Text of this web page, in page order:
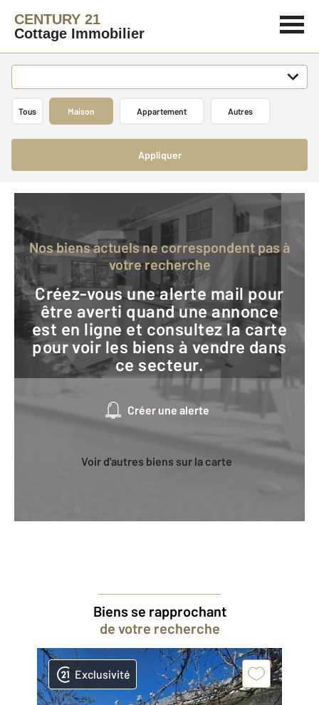
CENTURY 21
Cottage Immobilier
Tous Maison Appartement Autres
Appliquer
Nos biens actuels ne correspondent pas à
votre recherche
Créez-vous une alerte mail pour
être averti quand une annonce
est en ligne et consultez la carte
pour voir les biens à vendre dans
ce secteur.
Créer une alerte
Voir d'autres biens sur la carte
Biens se rapprochant
de votre recherche
Exclusivité